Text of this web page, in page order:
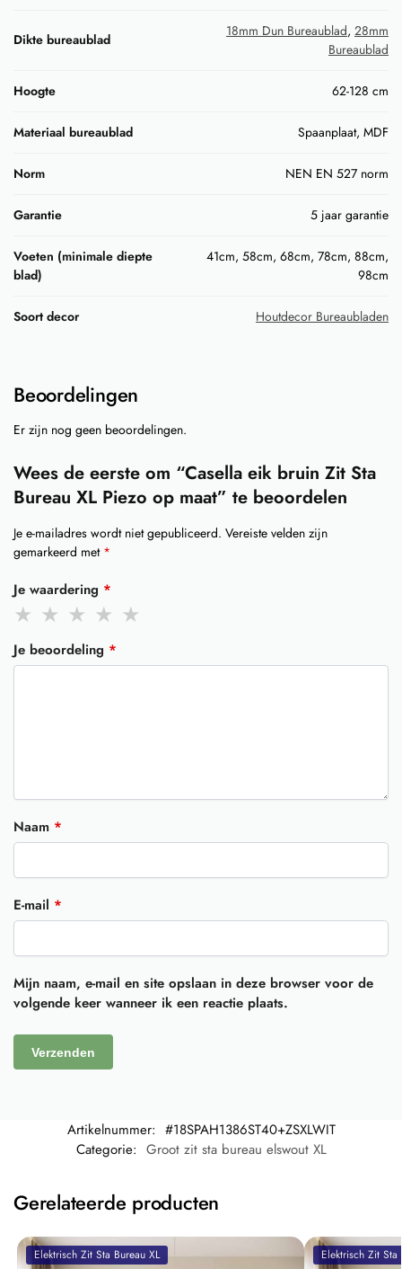
Dikte bureaublad 18mm Dun Bureaublad, 28mm
Bureaublad
Hoogte 62-128 cm
Materiaal bureaublad Spaanplaat, MDF
Norm NEN EN 527 norm
Garantie 5 jaar garantie
Voeten (minimale diepte
blad)
41cm, 58cm, 68cm, 78cm, 88cm,
98cm
Soort decor Houtdecor Bureaubladen
Beoordelingen
Er zijn nog geen beoordelingen.
Wees de eerste om “Casella eik bruin Zit Sta
Bureau XL Piezo op maat” te beoordelen
Je e-mailadres wordt niet gepubliceerd. Vereiste velden zijn
gemarkeerd met *
Je waardering *
Je beoordeling *
Naam *
E-mail *
Mijn naam, e-mail en site opslaan in deze browser voor de
volgende keer wanneer ik een reactie plaats.
Artikelnummer: #18SPAH1386ST40+ZSXLWIT
Categorie: Groot zit sta bureau elswout XL
Gerelateerde producten
Elektrisch Zit Sta Bureau XL
Elektrisch Zit Sta